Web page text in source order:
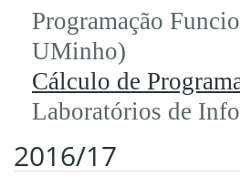
Programação
UMinho)
Cálculo de
Laboratórios de
2016/17